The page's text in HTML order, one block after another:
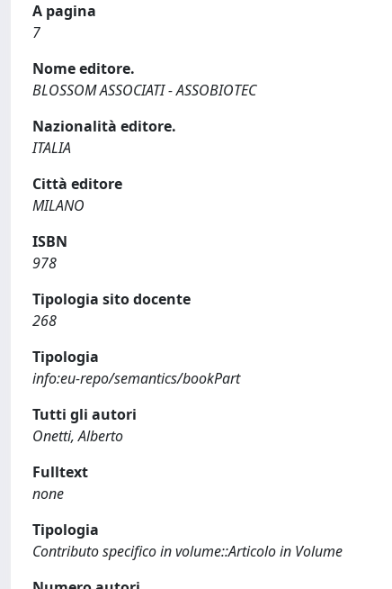
A pagina
7
Nome editore.
BLOSSOM ASSOCIATI - ASSOBIOTEC
Nazionalità editore.
ITALIA
Città editore
MILANO
ISBN
978
Tipologia sito docente
268
Tipologia
info:eu-repo/semantics/bookPart
Tutti gli autori
Onetti, Alberto
Fulltext
none
Tipologia
Contributo specifico in volume::Articolo in Volume